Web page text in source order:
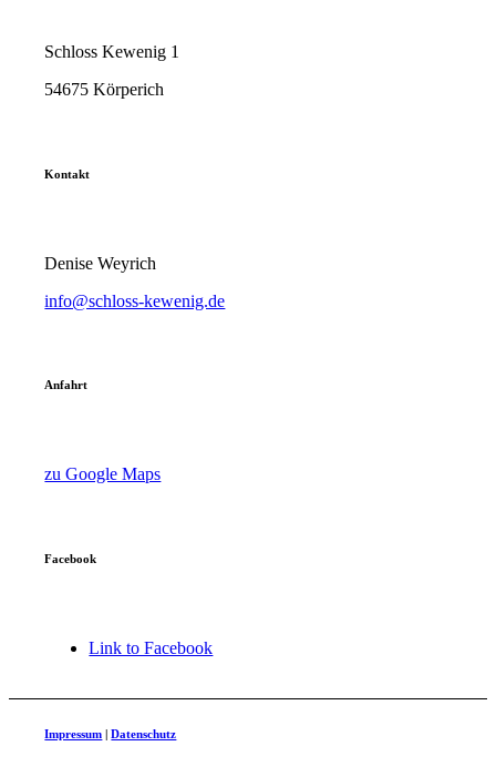
Schloss Kewenig 1
54675 Körperich
Kontakt
Denise Weyrich
info@schloss-kewenig.de
Anfahrt
zu Google Maps
Facebook
Link to Facebook
Impressum |Datenschutz